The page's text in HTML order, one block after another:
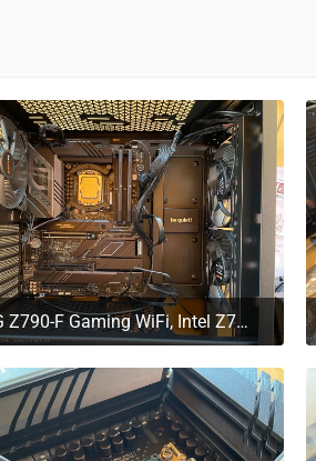
ROG Z790-F Gaming WiFi, Intel Z790 Mainboard im PC
29. März 2023 um 11:20